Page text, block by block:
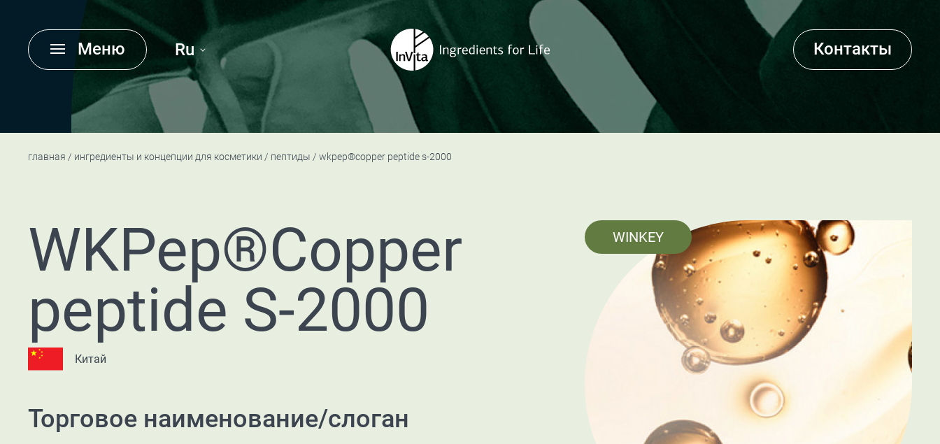
Меню Ru Контакты
главная ингредиенты и концепции для косметики пептиды wkpep®copper peptide s-2000
WKPep®Copper
peptide S-2000
Китай
WINKEY
Торговое наименование/слоган